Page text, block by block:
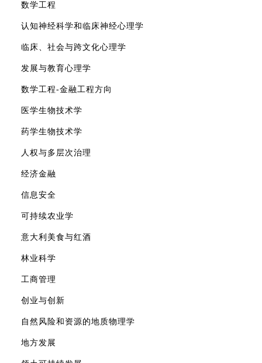
数学工程
认知神经科学和临床神经心理学
临床、社会与跨文化心理学
发展与教育心理学
数学工程-金融工程方向
医学生物技术学
药学生物技术学
人权与多层次治理
经济金融
信息安全
可持续农业学
意大利美食与红酒
林业科学
工商管理
创业与创新
自然风险和资源的地质物理学
地方发展